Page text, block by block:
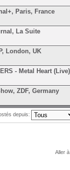
Paris, France
La Suite
London, UK
- Metal Heart (Live)
ZDF, Germany
depuis:
Aller